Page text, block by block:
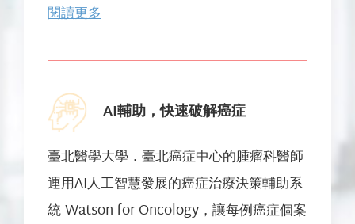
閱讀更多
AI輔助，快速破解癌症
臺北醫學大學．臺北癌症中心的腫瘤科醫師
運用AI人工智慧發展的癌症治療決策輔助系
統-Watson for Oncology，讓每例癌症個案